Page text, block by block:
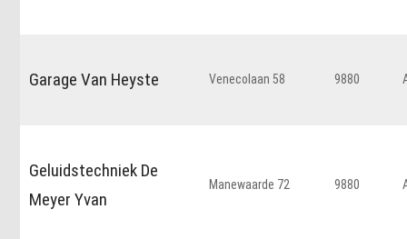
Garage Van Heyste Venecolaan 58 9880
Geluidstechniek De
Meyer Yvan
Manewaarde 72 9880